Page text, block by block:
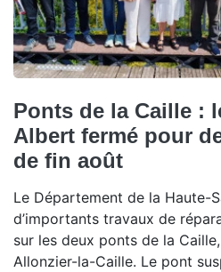
Ponts de la Caille :
Albert fermé pour
de fin août
Le Département de la Haute-
d’importants travaux de
sur les deux ponts de la
Allonzier-la-Caille. Le pont